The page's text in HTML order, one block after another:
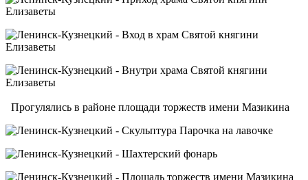
Прогулялись в районе площади торжеств имени Мазикина